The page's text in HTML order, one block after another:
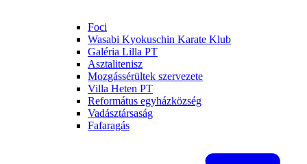
Foci
Wasabi Kyokuschin Karate Klub
Galéria Lilla PT
Asztalitenisz
Mozgássérültek szervezete
Villa Heten PT
Református egyházközség
Vadásztársaság
Fafaragás